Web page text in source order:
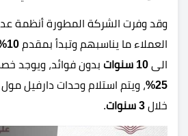
وقد وفرت الشركة المطورة أنظمة
العملاء ما يناسبهم وتبدأ بمقدم 10%
الى 10 سنوات بدون فوائد، ويوجد
25%
، ويتم استلام وحدات دارفيل مول
خلال 3 سنوات .